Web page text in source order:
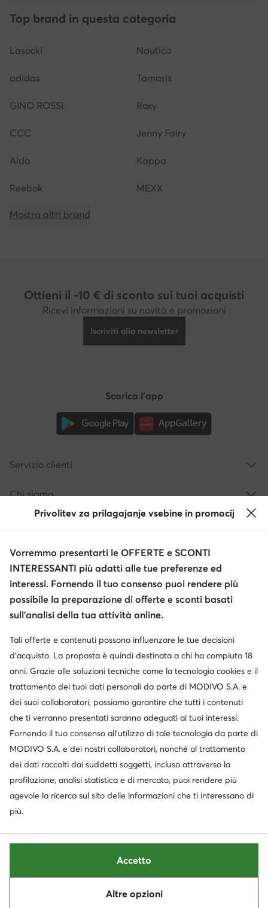
Top brand in questa categoria
Lasocki Nautica
adidas Tamaris
GINO ROSSI Roxy
CCC Jenny Fairy
Aldo Kappa
Reebok MEXX
Mostra altri brand
Ottieni il -10 € di sconto sui tuoi acquisti
Ricevi informazioni su novità e promozioni
Iscriviti alla newsletter
Cambia paese: Italia (IT)
Scarica l'app
Servizio clienti
Chi siamo
© escarpe.it 2026
Modifica impostazioni
Informativa sulla privacy
Protezione dei dati
Privolitev za prilagajanje vsebine in promocij
Vorremmo presentarti le OFFERTE e SCONTI
INTERESSANTI più adatti alle tue preferenze ed
interessi. Fornendo il tuo consenso puoi rendere più
possibile la preparazione di offerte e sconti basati
sull’analisi della tua attività online.
Tali offerte e contenuti possono influenzare le tue decisioni
d’acquisto. La proposta è quindi destinata a chi ha compiuto 18
anni. Grazie alle soluzioni tecniche come la tecnologia cookies e il
trattamento dei tuoi dati personali da parte di MODIVO S.A. e
dei suoi collaboratori, possiamo garantire che tutti i contenuti
che ti verranno presentati saranno adeguati ai tuoi interessi.
Fornendo il tuo consenso all’utilizzo di tale tecnologia da parte di
MODIVO S.A. e dei nostri collaboratori, nonché al trattamento
dei dati raccolti dai suddetti soggetti, incluso attraverso la
profilazione, analisi statistica e di mercato, puoi rendere più
agevole la ricerca sul sito delle informazioni che ti interessano di
più.
Altre opzioni
Accetto